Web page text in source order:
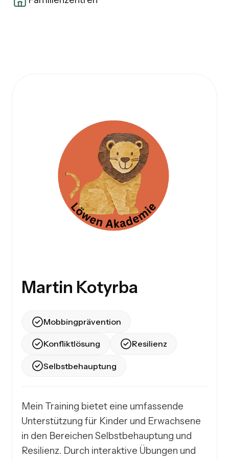
Martin Kotyrba
Mobbingprävention
Konfliktlösung Resilienz
Selbstbehauptung
Mein Training bietet eine umfassende
Unterstützung für Kinder und Erwachsene
in den Bereichen Selbstbehauptung und
Resilienz. Durch interaktive Übungen und